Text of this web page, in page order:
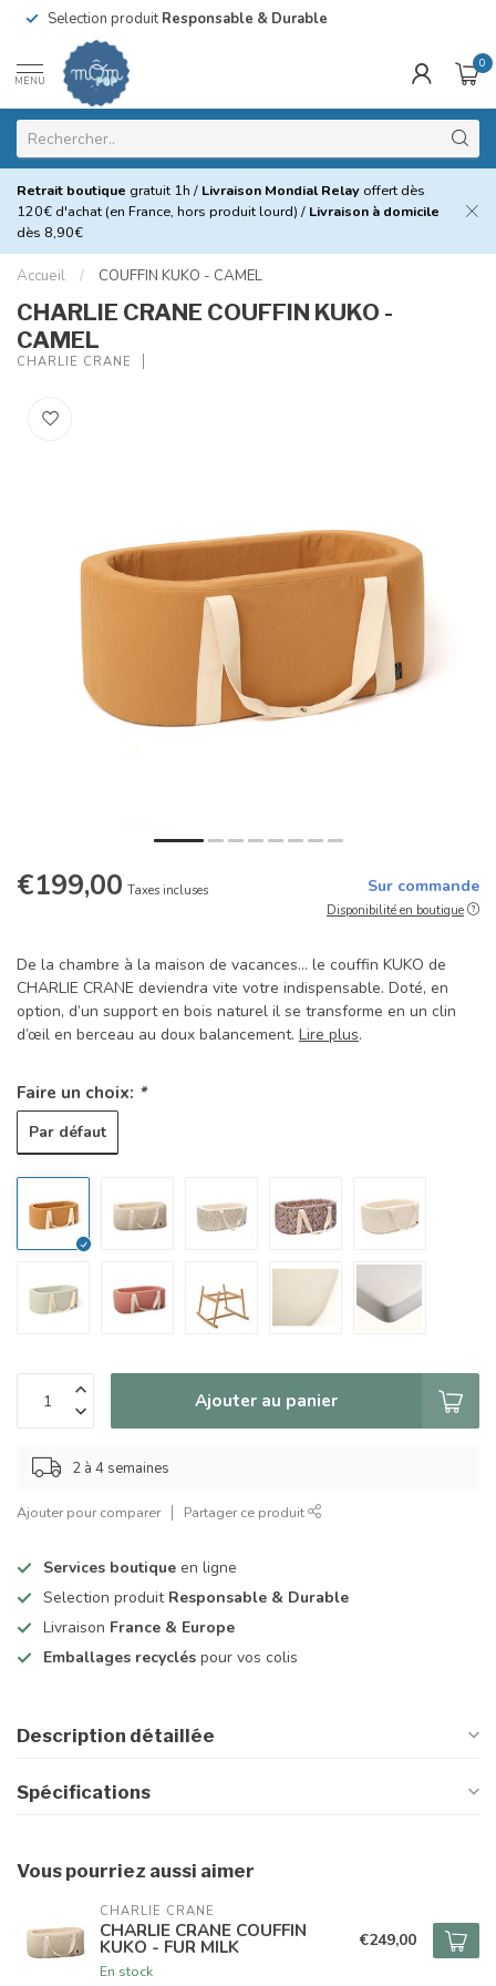
Selection produitResponsable & Durable
MENU
0
Retrait boutique gratuit 1h / Livraison Mondial Relay offert dès
120€ d'achat (en France, hors produit lourd) / Livraison à domicile
dès 8,90€
Accueil / COUFFIN KUKO - CAMEL
CHARLIE CRANE COUFFIN KUKO -
CAMEL
CHARLIE CRANE
€199,00 Taxes incluses Sur commande
Disponibilité en boutique
De la chambre à la maison de vacances… le couffin KUKO de
CHARLIE CRANE deviendra vite votre indispensable. Doté, en
option, d’un support en bois naturel il se transforme en un clin
d’œil en berceau au doux balancement. Lire plus.
Faire un choix: *
Par défaut
Ajouter au panier
2 à 4 semaines
Ajouter pour comparer Partager ce produit
Services boutique en ligne
Selection produit Responsable & Durable
Livraison France & Europe
Emballages recyclés pour vos colis
Description détaillée
Spécifications
Vous pourriez aussi aimer
CHARLIE CRANE
CHARLIE CRANE COUFFIN
KUKO - FUR MILK
En stock
€249,00